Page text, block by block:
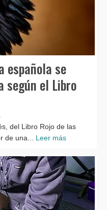
española se
según el Libro
del Libro Rojo de las
de una... Leer más